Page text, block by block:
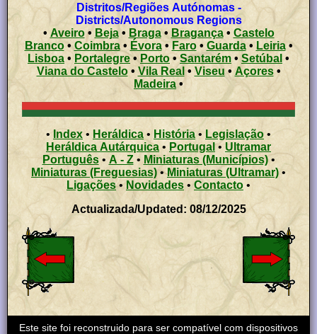
Distritos/Regiões Autónomas -
Districts/Autonomous Regions
• Aveiro• Beja• Braga• Bragança• Castelo
Branco•Coimbra• Évora•Faro• Guarda• Leiria•
Lisboa • Portalegre• Porto•Santarém • Setúbal •
Viana do Castelo• Vila Real • Viseu• Açores •
Madeira •
• Index • Heráldica • História • Legislação •
Heráldica Autárquica • Portugal• Ultramar
Português• A - Z• Miniaturas (Municípios)•
Miniaturas (Freguesias) •Miniaturas (Ultramar)•
Ligações• Novidades • Contacto •
Actualizada/Updated: 08/12/2025
Este site foi reconstruido para ser compatível com dispositivos